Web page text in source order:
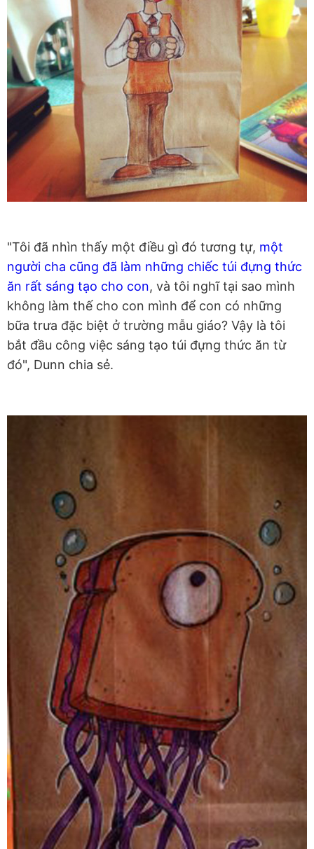
"Tôi đã nhìn thấy một điều gì đó tương tự, một
người cha cũng đã làm những chiếc túi đựng thức
ăn rất sáng tạo cho con, và tôi nghĩ tại sao mình
không làm thế cho con mình để con có những
bữa trưa đặc biệt ở trường mẫu giáo? Vậy là tôi
bắt đầu công việc sáng tạo túi đựng thức ăn từ
đó", Dunn chia sẻ.